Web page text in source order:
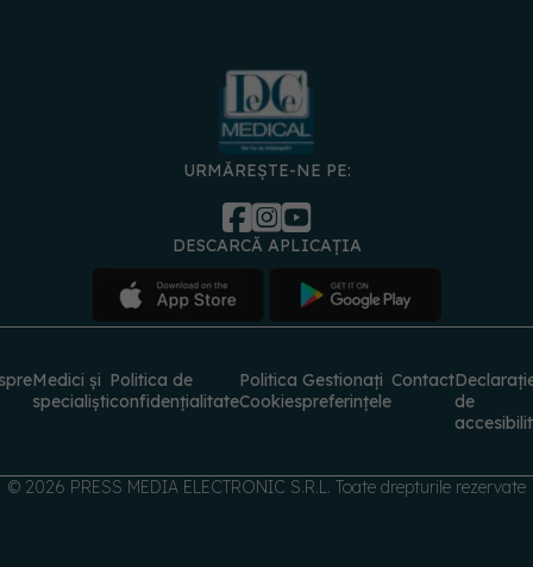
URMĂREȘTE-NE PE:
DESCARCĂ APLICAȚIA
Medici și
specialiști
Politica de
confidențialitate
Politica
Cookies
Gestionați
preferințele
Contact
de
© 2026 PRESS MEDIA ELECTRONIC S.R.L. Toate drepturile rezervate